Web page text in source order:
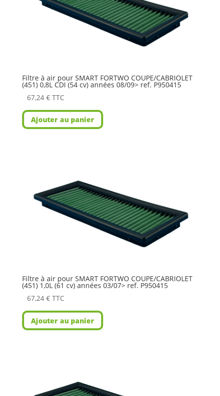
Filtre à air pour SMART FORTWO COUPE/CABRIOLET
(451) 0,8L CDI (54 cv) années 08/09> ref. P950415
67,24 € TTC
Ajouter au panier
Filtre à air pour SMART FORTWO COUPE/CABRIOLET
(451) 1,0L (61 cv) années 03/07> ref. P950415
67,24 € TTC
Ajouter au panier